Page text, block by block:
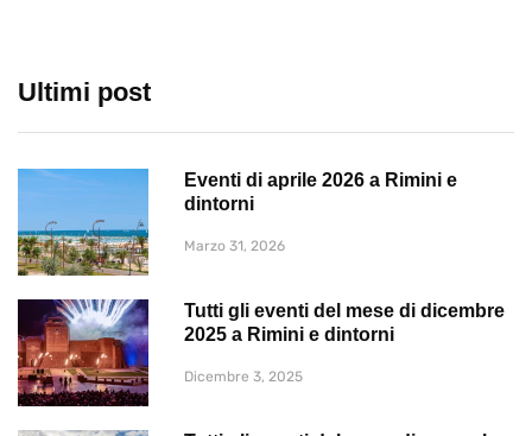
Ultimi post
Eventi di aprile 2026 a Rimini e
dintorni
Marzo 31, 2026
Tutti gli eventi del mese di dicembre
2025 a Rimini e dintorni
Dicembre 3, 2025